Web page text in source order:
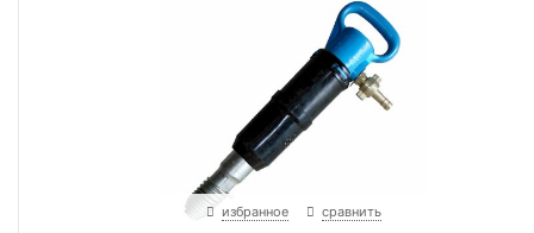
избранное сравнить